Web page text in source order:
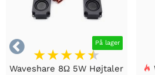
 På lager
Waveshare 8Ω 5W Højtaler